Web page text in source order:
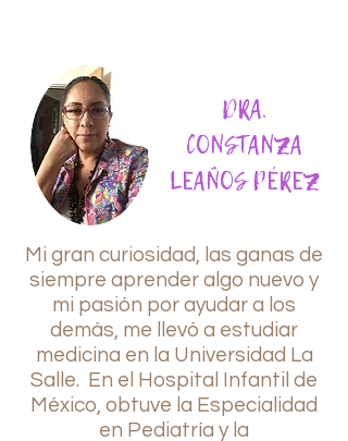
DRA.
CONSTANZA
LEAÑOS PÉREZ
Mi gran curiosidad, las ganas de
siempre aprender algo nuevo y
mi pasión por ayudar a los
demás, me llevó a estudiar
medicina en la Universidad La
Salle. En el Hospital Infantil de
México, obtuve la Especialidad
en Pediatría y la